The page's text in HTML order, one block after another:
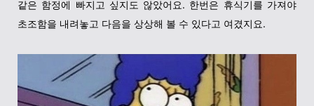
같은 함정에 빠지고 싶지도 않았어요. 한번은 휴식기를 가져야
초조함을 내려놓고 다음을 상상해 볼 수 있다고 여겼지요.